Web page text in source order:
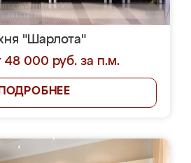
"Шарлота"
48 000 руб. за п.м.
ПОДРОБНЕЕ